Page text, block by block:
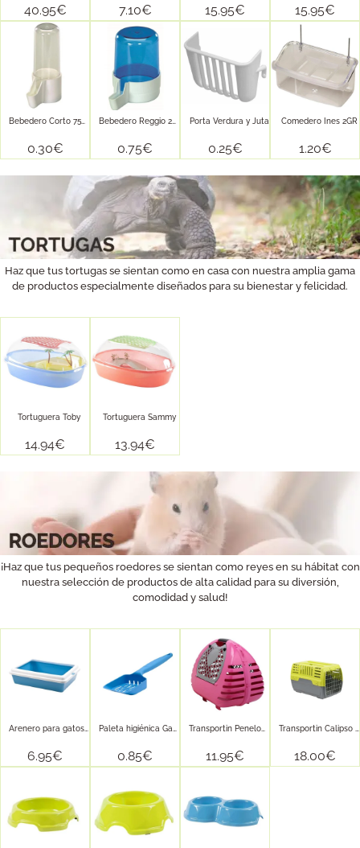
40.95€ 7.10€ 15.95€ 15.95€
Bebedero Corto 75cc (Transparente)
0.30€ 0.75€
Porta Verdura y Juta
0.25€
Comedero Ines 2GR
1.20€
Haz que tus tortugas se sientan como en casa con nuestra amplia gama
de productos especialmente diseñados para su bienestar y felicidad.
Tortuguera Toby
14.94€
Tortuguera Sammy
13.94€
¡Haz que tus pequeños roedores se sientan como reyes en su hábitat con
nuestra selección de productos de alta calidad para su diversión,
comodidad y salud!
6.95€ 0.85€ 11.95€ 18.00€